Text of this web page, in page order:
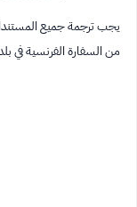
يجب ترجمة جميع
من السفارة الفرنسية في